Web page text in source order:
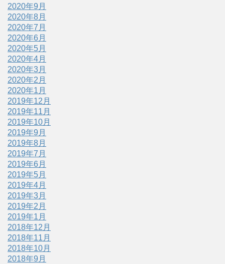
2020年9月
2020年8月
2020年7月
2020年6月
2020年5月
2020年4月
2020年3月
2020年2月
2020年1月
2019年12月
2019年11月
2019年10月
2019年9月
2019年8月
2019年7月
2019年6月
2019年5月
2019年4月
2019年3月
2019年2月
2019年1月
2018年12月
2018年11月
2018年10月
2018年9月